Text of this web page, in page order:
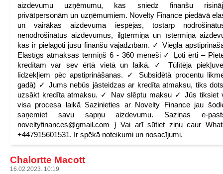
aizdevumu uzņēmumu, kas sniedz finanšu
privātpersonām un uzņēmumiem. Novelty Finance piedāvā
un vairākas aizdevuma iespējas, tostarp
nenodrošinātus aizdevumus, ilgtermiņa un īstermiņa
kas ir pielāgoti jūsu finanšu vajadzībām. ✓ Viegla
Elastīgs atmaksas termiņš 6 - 360 mēneši ✓ Ļoti ērti –
kredītam var sev ērtā vietā un laikā. ✓ Tūlītēja
līdzekļiem pēc apstiprināšanas. ✓ Subsidētā procentu
gadā) ✓ Jums nebūs jāsteidzas ar kredīta atmaksu, tiks
uzsākt kredīta atmaksu. ✓ Nav slēptu maksu ✓ Jūs tiksiet
visa procesa laikā Sazinieties ar Novelty Finance jau
saņemiet savu sapņu aizdevumu. Saziņas e-
noveltyfinances@gmail.com } Vai arī sūtiet ziņu caur
+447915601531. Ir spēkā noteikumi un nosacījumi.
Chalortte Macott
16.02.2023. 10:19